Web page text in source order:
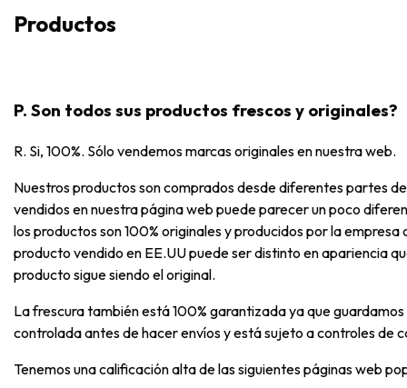
Productos
P. Son todos sus productos frescos y originales?
R. Si, 100%. Sólo vendemos marcas originales en nuestra web.
Nuestros productos son comprados desde diferentes partes
vendidos en nuestra página web puede parecer un poco
los productos son 100% originales y producidos por la
producto vendido en EE.UU puede ser distinto en apariencia
producto sigue siendo el original.
La frescura también está 100% garantizada ya que
controlada antes de hacer envíos y está sujeto a controles de
Tenemos una calificación alta de las siguientes páginas web